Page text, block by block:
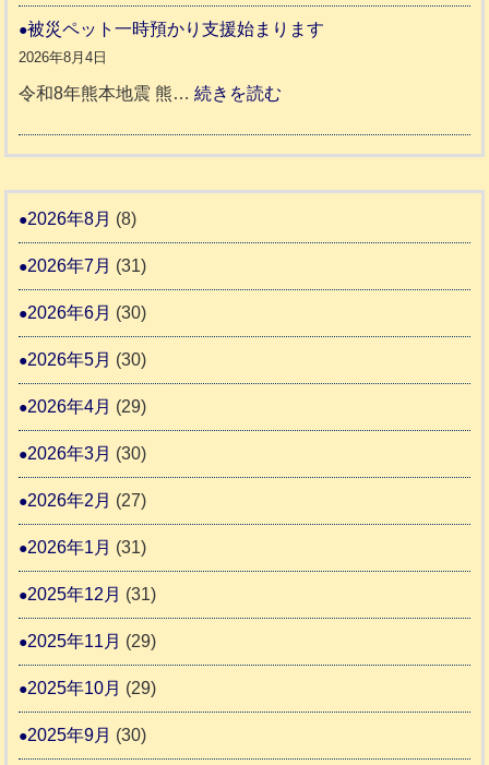
氷
城
市
市
ッ
さ
ト
人
記
4
和
被災ペット一時預かり支援始まります
2026年8月4日
令和8年熊本地震 熊…続きを読む
災
ト
預
支
ま
2026年8月 (8)
2026年7月 (31)
2026年6月 (30)
2026年5月 (30)
2026年4月 (29)
2026年3月 (30)
2026年2月 (27)
2026年1月 (31)
2025年12月 (31)
2025年11月 (29)
2025年10月 (29)
2025年9月 (30)